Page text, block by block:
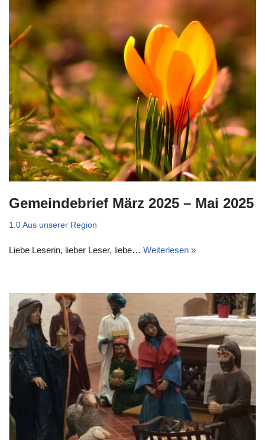
Gemeindebrief März 2025 – Mai 2025
1.0 Aus unserer Region
Liebe Leserin, lieber Leser, liebe… Weiterlesen »